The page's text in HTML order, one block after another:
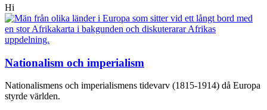
Hi
Nationalism och imperialism
Nationalismens och imperialismens tidevarv (1815-1914) då Europa
styrde världen.